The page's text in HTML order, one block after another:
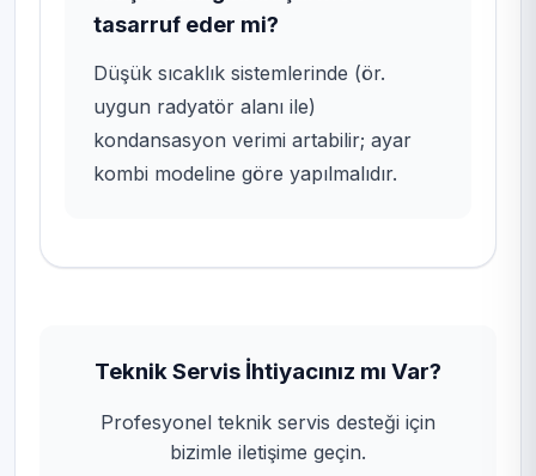
tasarruf eder mi?
Düşük sıcaklık sistemlerinde (ör.
uygun radyatör alanı ile)
kondansasyon verimi artabilir; ayar
kombi modeline göre yapılmalıdır.
Teknik Servis İhtiyacınız mı Var?
Profesyonel teknik servis desteği için
bizimle iletişime geçin.